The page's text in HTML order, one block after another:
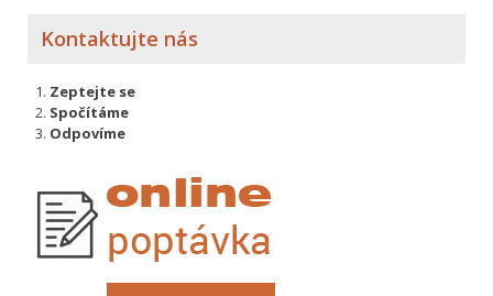
Kontaktujte nás
Zeptejte se
Spočítáme
Odpovíme